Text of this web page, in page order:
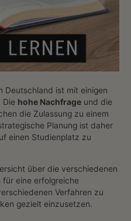
Deutschland ist mit einigen
Die hohe Nachfrage und die
die Zulassung zu einem
Planung ist daher
einen Studienplatz zu
über die verschiedenen
für eine erfolgreiche
Verfahren zu
gezielt einzusetzen.